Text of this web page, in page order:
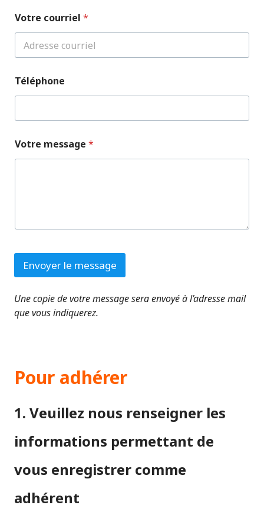
Votre courriel *
Téléphone
Votre message *
Envoyer le message
Une copie de votre message sera envoyé à l’adresse mail
que vous indiquerez.
Pour adhérer
1. Veuillez nous renseigner les
informations permettant de
vous enregistrer comme
adhérent